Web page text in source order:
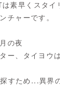
素早くスタイ
チャーです。
の夜
ー、タイヨウ
すため...異界